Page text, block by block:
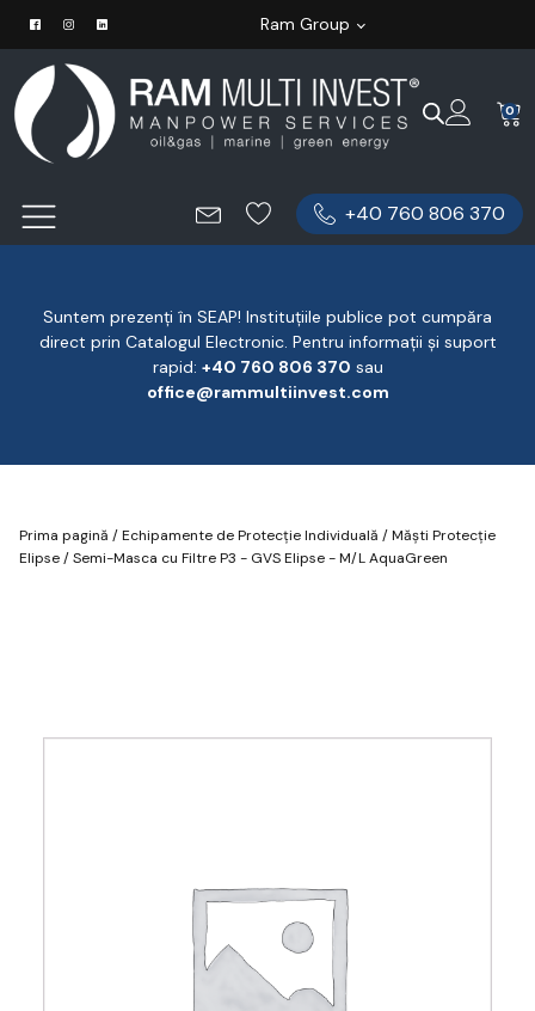
Ram Group
0
+40 760 806 370
Suntem prezenți în SEAP! Instituțiile publice pot cumpăra
direct prin Catalogul Electronic. Pentru informații și suport
rapid: ‪+40 760 806 370 ‬ sau
office@rammultiinvest.com
Prima pagină /Echipamente de Protecție Individuală /Măști Protecție
Elipse/ Semi-Masca cu Filtre P3 - GVS Elipse - M/L AquaGreen